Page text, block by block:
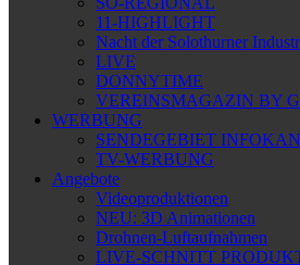
11-HIGHLIGHT
Nacht der Solothurner
LIVE
DONNYTIME
VEREINSMAGAZIN BY
WERBUNG
SENDEGEBIET
TV-WERBUNG
Angebote
Videoproduktionen
NEU: 3D Animationen
Drohnen-Luftaufnahmen
LIVE-SCHNITT